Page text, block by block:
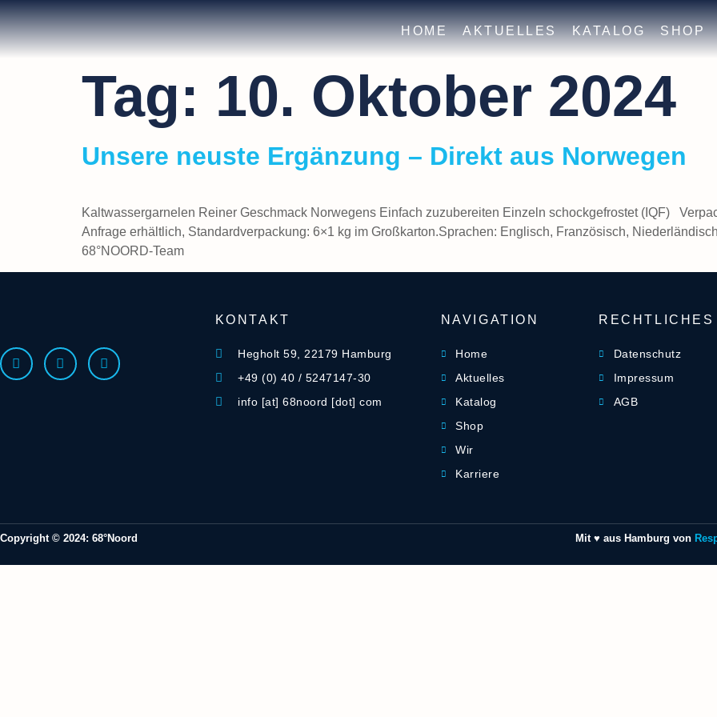
HOME AKTUELLES KATALOG SHOP
Tag: 10. Oktober 2024
Unsere neuste Ergänzung – Direkt aus Norwegen
Kaltwassergarnelen Reiner Geschmack Norwegens Einfach zuzubereiten Einzeln schockgefrostet (IQF)
Anfrage erhältlich, Standardverpackung: 6×1 kg im Großkarton.Sprachen: Englisch, Französisch,
68°NOORD-Team
KONTAKT
Hegholt 59, 22179 Hamburg
+49 (0) 40 / 5247147-30
info [at] 68noord [dot] com
NAVIGATION
Home
Aktuelles
Katalog
Shop
Wir
Karriere
RECHTLICHES
Datenschutz
Impressum
AGB
Copyright © 2024: 68°Noord Mit ♥ aus Hamburg von